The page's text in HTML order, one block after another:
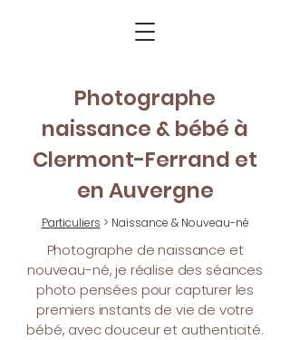
Photographe
naissance & bébé à
Clermont-Ferrand et
en Auvergne
Particuliers > Naissance & Nouveau-né
Photographe de naissance et
nouveau-né, je réalise des séances
photo pensées pour capturer les
premiers instants de vie de votre
bébé, avec douceur et authenticité.